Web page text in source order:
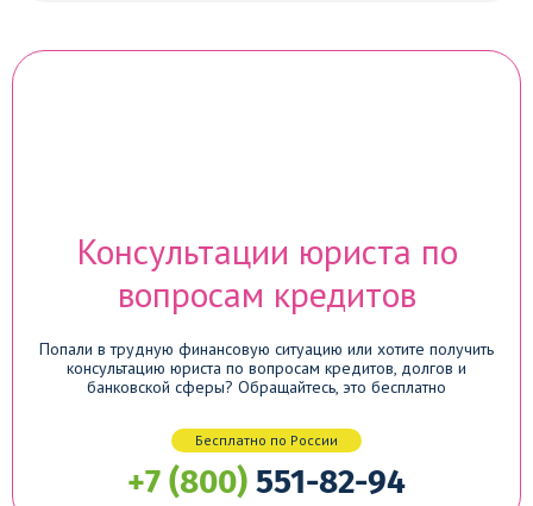
Консультации юриста по
вопросам кредитов
Попали в трудную финансовую ситуацию или хотите получить
консультацию юриста по вопросам кредитов, долгов и
банковской сферы? Обращайтесь, это бесплатно
Бесплатно по России
+7 (800) 551-82-94